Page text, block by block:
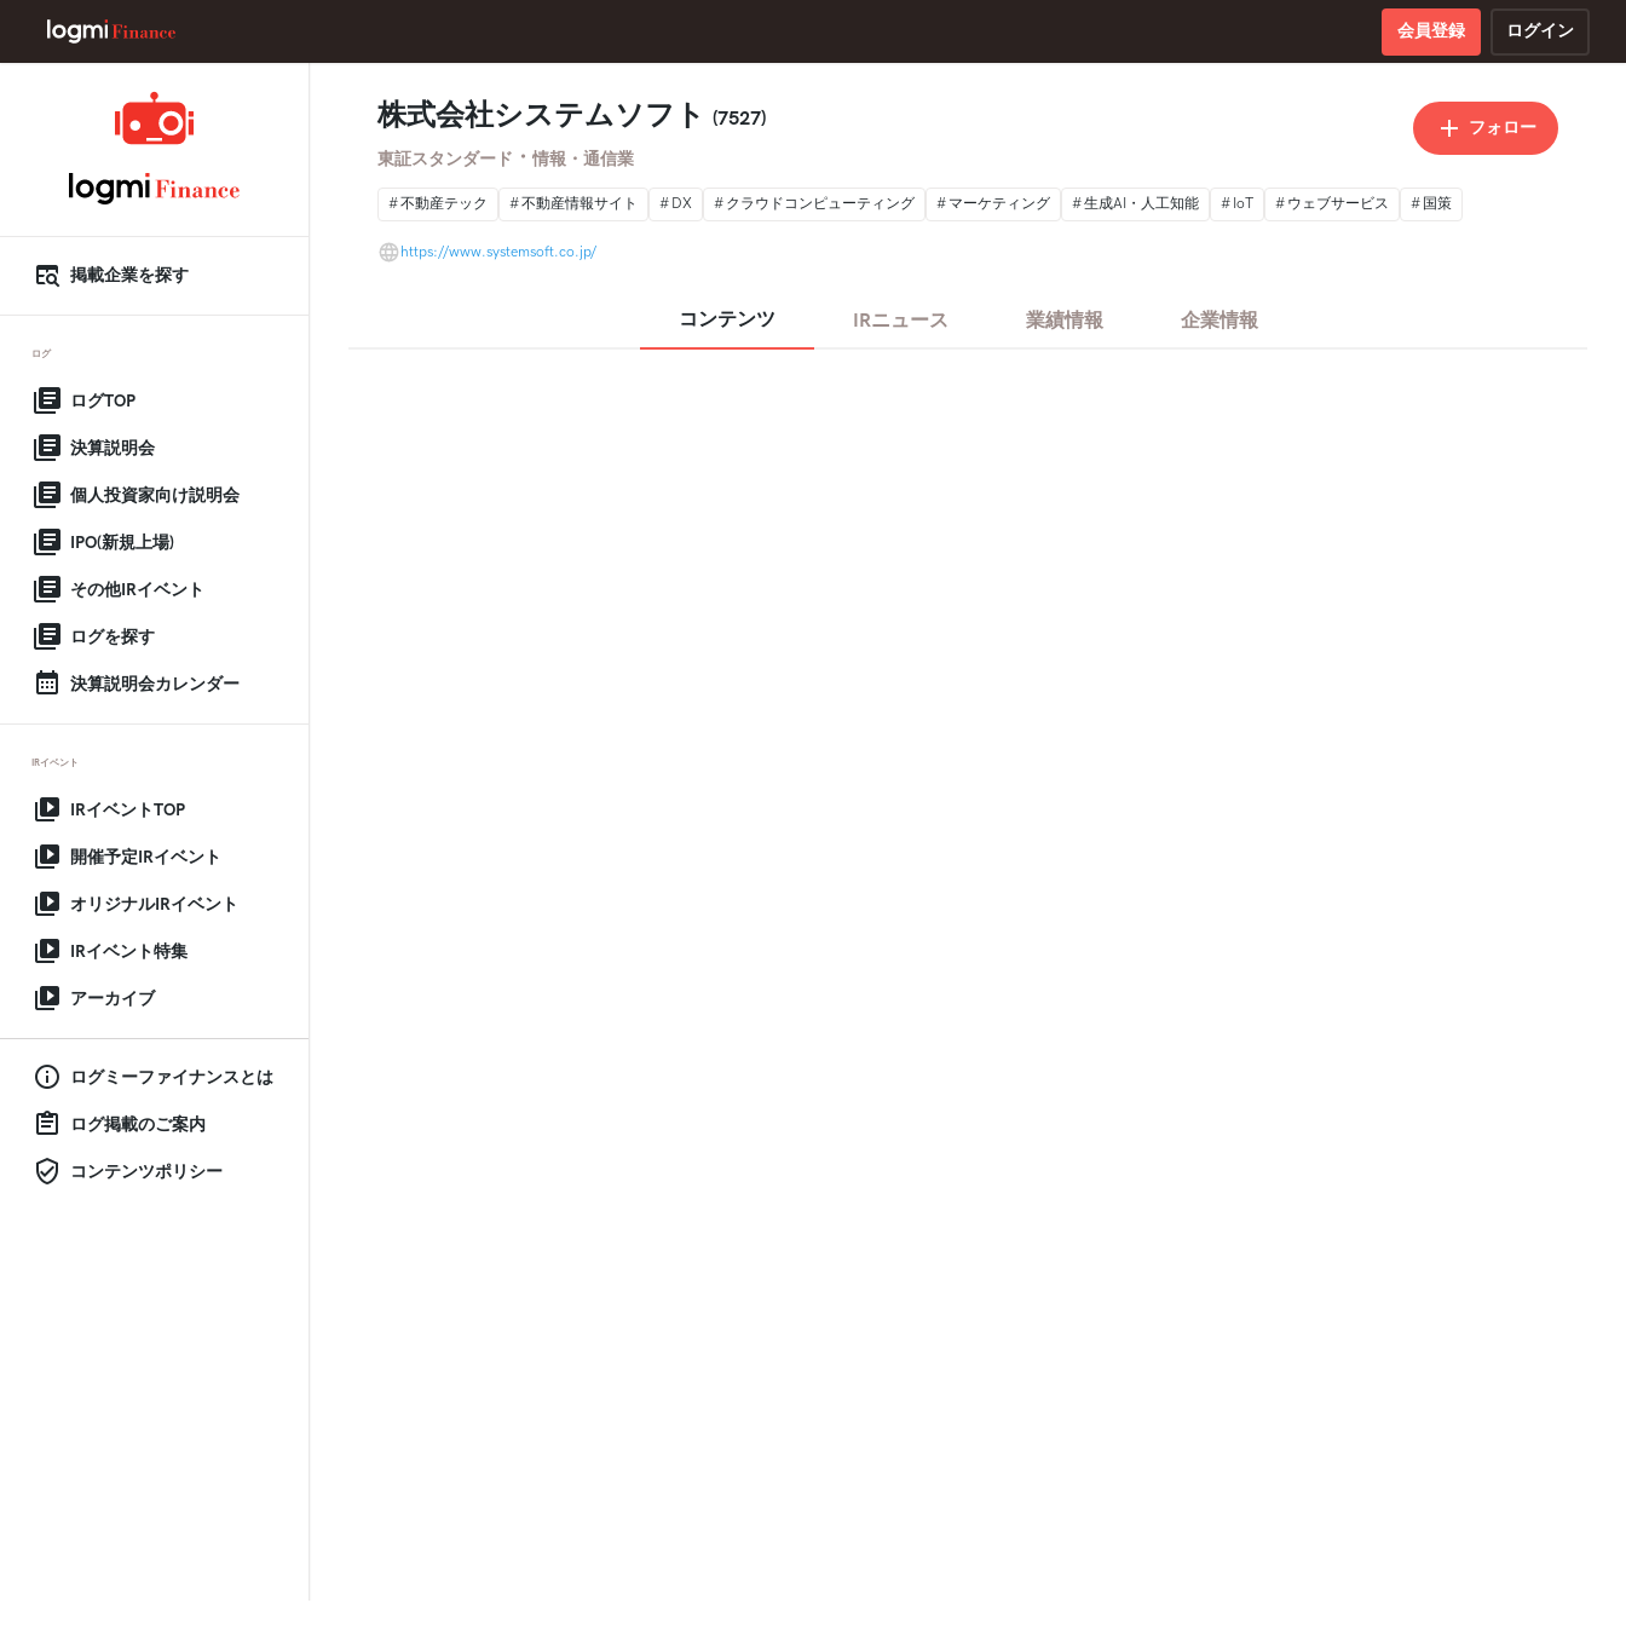
会員登録 ログイン
掲載企業を探す
ログ
ログTOP
決算説明会
個人投資家向け説明会
IPO(新規上場)
その他IRイベント
ログを探す
決算説明会カレンダー
IRイベント
IRイベントTOP
開催予定IRイベント
オリジナルIRイベント
IRイベント特集
アーカイブ
ログミーファイナンスとは
ログ掲載のご案内
コンテンツポリシー
株式会社システムソフト (7527)
東証スタンダード ・ 情報・通信業
フォロー
不動産テック 不動産情報サイト DX クラウドコンピューティング マーケティング 生成AI・人工知能 IoT ウェブサービス 国策
https://www.systemsoft.co.jp/
コンテンツ IRニュース 業績情報 企業情報